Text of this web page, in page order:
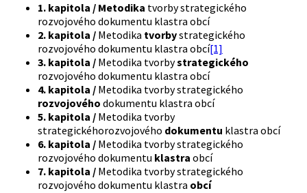
1. kapitola / Metodika tvorby strategického
rozvojového dokumentu klastra obcí
2. kapitola / Metodika tvorbystrategického
rozvojového dokumentu klastra obcí[1]
3. kapitola / Metodika tvorbystrategického
rozvojového dokumentu klastra obcí
4. kapitola / Metodika tvorby strategického
rozvojového dokumentu klastra obcí
5. kapitola / Metodika tvorby
strategickéhorozvojového dokumentu klastra obcí
6. kapitola / Metodika tvorby strategického
rozvojového dokumentu klastra obcí
7. kapitola / Metodika tvorby strategického
rozvojového dokumentu klastra obcí